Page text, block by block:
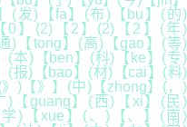
(发)【fa】(布)【bu】(的)
0】(2)【2】(2)【2】(年)
)【tong】(高)【gao】(等)
(本)【ben】(科)【ke】(专)
(报)【bao】(材)【cai】(料)
)【》】(中)【zhong】(，)
)【guang】(西)【xi】(民)
)【xue】(、)【、】(南)